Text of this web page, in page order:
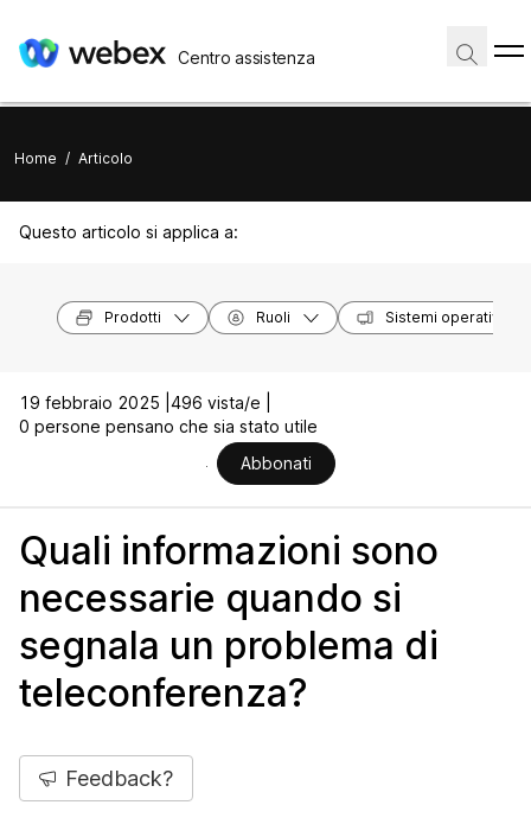
Centro assistenza
Home / Articolo
Questo articolo si applica a:
Prodotti Ruoli Sistemi operativi
19 febbraio 2025 | 496 vista/e |
0 persone pensano che sia stato utile
Abbonati
Quali informazioni sono
necessarie quando si
segnala un problema di
teleconferenza?
Feedback?